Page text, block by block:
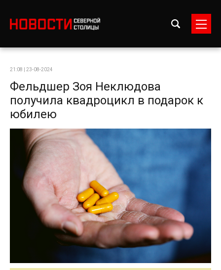
21:08 | 23-08-2024
Фельдшер Зоя Неклюдова
получила квадроцикл в подарок к
юбилею